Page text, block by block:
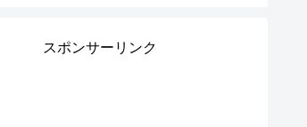
スポンサーリンク